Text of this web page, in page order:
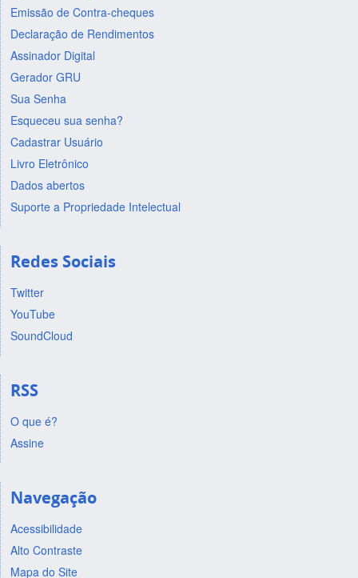
Emissão de Contra-cheques
Declaração de Rendimentos
Assinador Digital
Gerador GRU
Sua Senha
Esqueceu sua senha?
Cadastrar Usuário
Livro Eletrônico
Dados abertos
Suporte a Propriedade Intelectual
Redes Sociais
Twitter
YouTube
SoundCloud
RSS
O que é?
Assine
Navegação
Acessibilidade
Alto Contraste
Mapa do Site